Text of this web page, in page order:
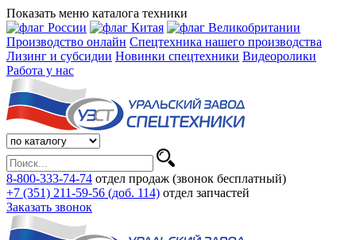
Показать меню каталога техники
Производство онлайн Спецтехника нашего производства
Лизинг и субсидии Новинки спецтехники Видеоролики
Работа у нас
8-800-333-74-74 отдел продаж (звонок бесплатный)
+7 (351) 211-59-56 (доб. 114) отдел запчастей
Заказать звонок